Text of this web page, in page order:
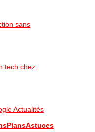
sans
tech chez
Actualités